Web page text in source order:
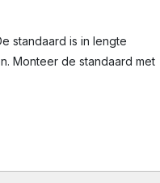
standaard is in lengte
Monteer de standaard met